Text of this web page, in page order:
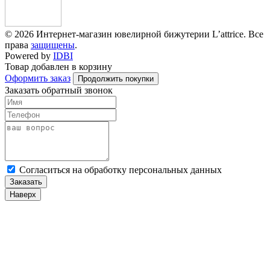
© 2026 Интернет-магазин ювелирной бижутерии L’attrice. Все
права защищены.
Powered by IDBI
Товар добавлен в корзину
Оформить заказ
Продолжить покупки
Заказать обратный звонок
Cогласиться на обработку персональных данных
Заказать
Наверх